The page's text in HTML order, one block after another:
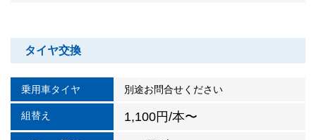
タイヤ交換
乗用車タイヤ 別途お問合せください
組替え 1,100円/本〜